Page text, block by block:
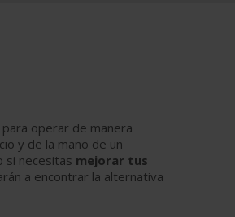
operar de manera
y de la mano de un
si necesitas mejorar tus
a encontrar la alternativa